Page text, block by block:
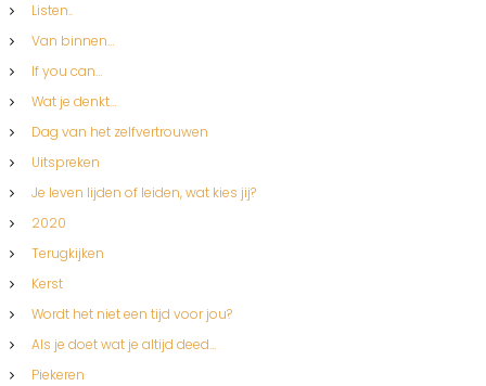
Listen..
Van binnen…
If you can…
Wat je denkt…
Dag van het zelfvertrouwen
Uitspreken
Je leven lijden of leiden, wat kies jij?
2020
Terugkijken
Kerst
Wordt het niet een tijd voor jou?
Als je doet wat je altijd deed…
Piekeren